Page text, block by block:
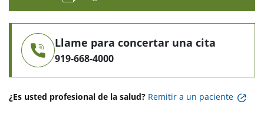
Llame para concertar una cita
919-668-4000
¿Es usted profesional de la salud? Remitir a un paciente